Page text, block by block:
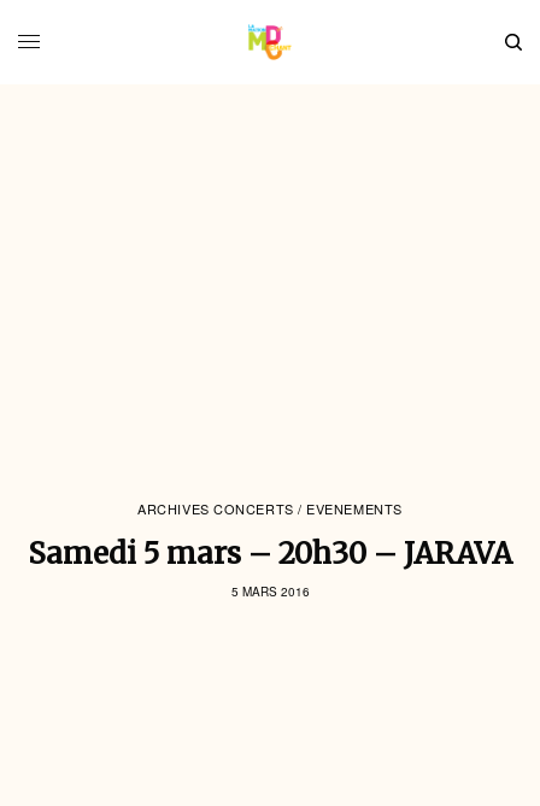
ARCHIVES CONCERTS / EVENEMENTS
Samedi 5 mars – 20h30 – JARAVA
5 MARS 2016